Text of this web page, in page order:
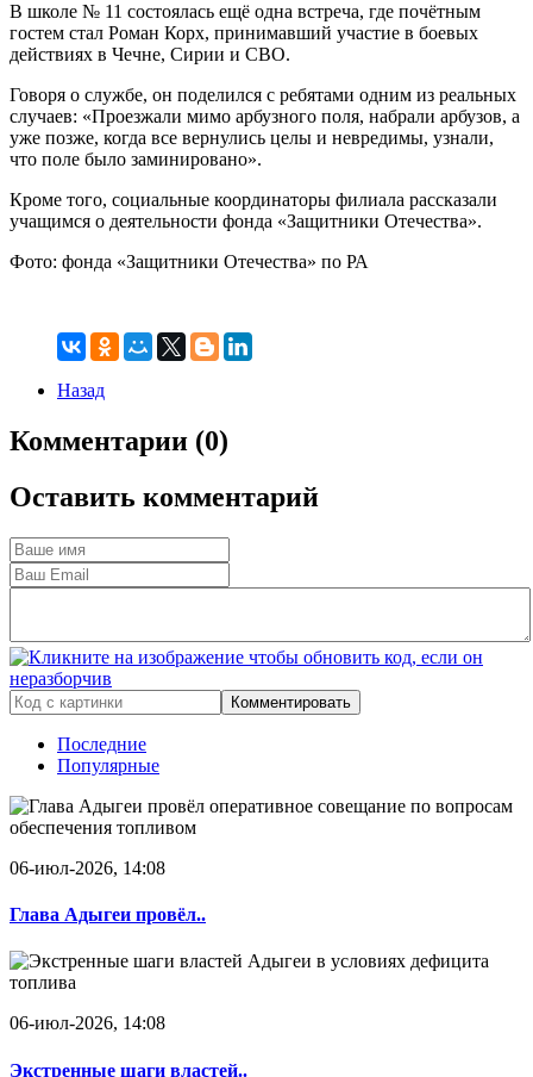
В школе № 11 состоялась ещё одна встреча, где почётным
гостем стал Роман Корх, принимавший участие в боевых
действиях в Чечне, Сирии и СВО.
Говоря о службе, он поделился с ребятами одним из реальных
случаев: «Проезжали мимо арбузного поля, набрали арбузов, а
уже позже, когда все вернулись целы и невредимы, узнали,
что поле было заминировано».
Кроме того, социальные координаторы филиала рассказали
учащимся о деятельности фонда «Защитники Отечества».
Фото: фонда «Защитники Отечества» по РА
Назад
Комментарии (0)
Оставить комментарий
Комментировать
Последние
Популярные
06-июл-2026, 14:08
Глава Адыгеи провёл..
06-июл-2026, 14:08
Экстренные шаги властей..